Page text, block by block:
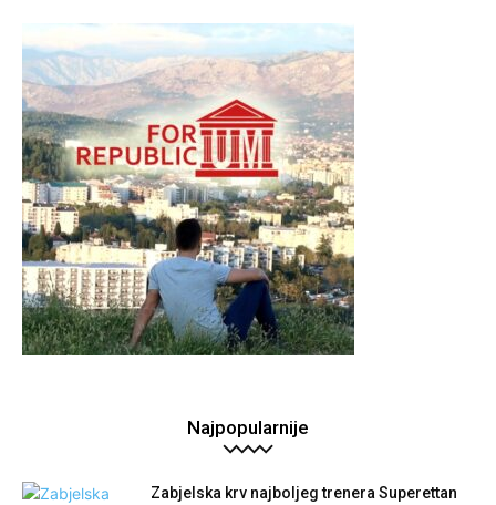
Najpopularnije
Zabjelska krv najboljeg trenera Superettan